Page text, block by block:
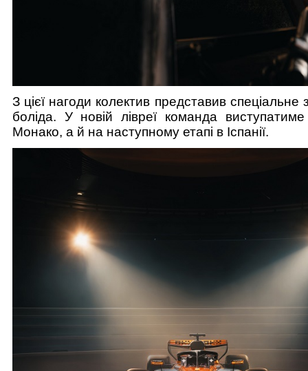
З цієї нагоди колектив представив спеціальне
боліда. У новій лівреї команда
Монако, а й на наступному етапі в Іспанії.